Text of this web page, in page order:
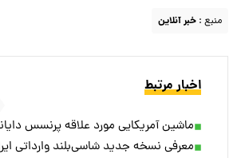
منبع : خبر آنلاین
اخبار مرتبط
ماشین آمریکایی مورد علاقه پرنسس
معرفی نسخه جدید شاسی‌بلند وارداتی